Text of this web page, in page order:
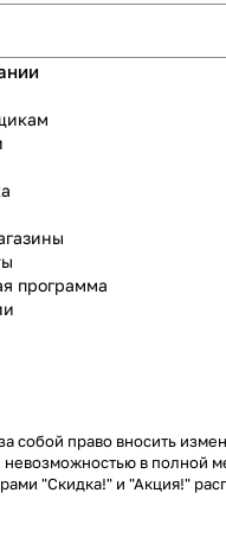
программа
право вносить
в полной
"Скидка!" и "Акция!"